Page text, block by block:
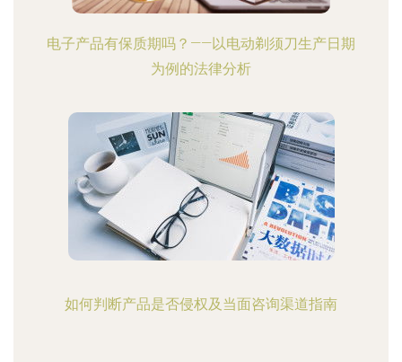
电子产品有保质期吗？——以电动剃须刀生产日期
为例的法律分析
如何判断产品是否侵权及当面咨询渠道指南